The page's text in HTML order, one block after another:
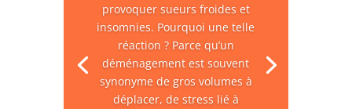
provoquer sueurs froides et
insomnies. Pourquoi une telle
réaction ? Parce qu’un
déménagement est souvent
synonyme de gros volumes à
déplacer, de stress lié à